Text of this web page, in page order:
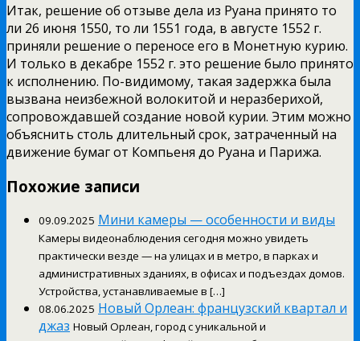
Итак, решение об отзыве дела из Руана принято то
ли 26 июня 1550, то ли 1551 года, в августе 1552 г.
приняли решение о переносе его в Монетную курию.
И только в декабре 1552 г. это решение было принято
к исполнению. По-видимому, такая задержка была
вызвана неизбежной волокитой и неразберихой,
сопровождавшей создание новой курии. Этим можно
объяснить столь длительный срок, затраченный на
движение бумаг от Компьеня до Руана и Парижа.
Похожие записи
09.09.2025 Мини камеры — особенности и виды
Камеры видеонаблюдения сегодня можно увидеть
практически везде — на улицах и в метро, в парках и
административных зданиях, в офисах и подъездах домов.
Устройства, устанавливаемые в […]
08.06.2025 Новый Орлеан: французский квартал и
джаз Новый Орлеан, город с уникальной и